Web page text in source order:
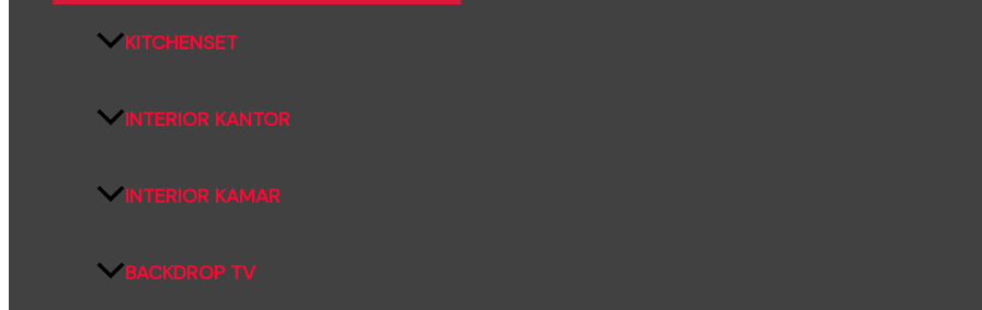
KITCHENSET
INTERIOR KANTOR
INTERIOR KAMAR
BACKDROP TV